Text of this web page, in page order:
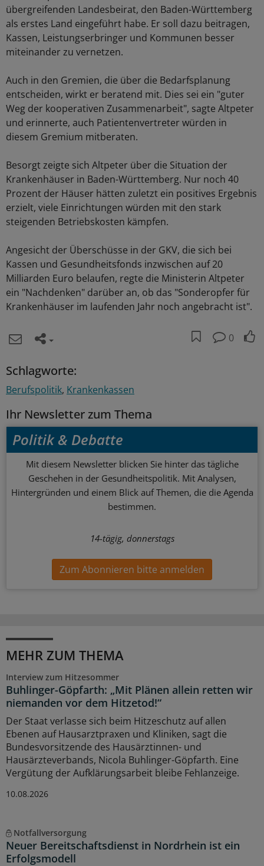
übergreifenden Landesbeirat, den Baden-Württemberg
als erstes Land eingeführt habe. Er soll dazu beitragen,
Kassen, Leistungserbringer und Kommunen besser
miteinander zu vernetzen.
Auch in den Gremien, die über die Bedarfsplanung
entscheiden, wirkt er beratend mit. Dies sei ein "guter
Weg der kooperativen Zusammenarbeit", sagte Altpeter
und erinnerte, auch Patientenvertreter würden in
diesem Gremium mitberaten.
Besorgt zeigte sich Altpeter über die Situation der
Krankenhäuser in Baden-Württemberg. Nur noch 40
Prozent der Häuser hätten zuletzt ein positives Ergebnis
erzielt, viele Einrichtungen würden mit den stark
steigenden Betriebskosten kämpfen.
Angesicht der Überschüsse in der GKV, die sich bei
Kassen und Gesundheitsfonds inzwischen auf 20
Milliarden Euro belaufen, regte die Ministerin Altpeter
ein "Nachdenken" darüber an, ob das "Sonderopfer für
Krankenhäuser im laufenden Jahr noch angebracht ist".
0
Schlagworte:
Berufspolitik Krankenkassen
Ihr Newsletter zum Thema
Politik & Debatte
Mit diesem Newsletter blicken Sie hinter das tägliche
Geschehen in der Gesundheitspolitik. Mit Analysen,
Hintergründen und einem Blick auf Themen, die die Agenda
bestimmen.
14-tägig, donnerstags
Zum Abonnieren bitte anmelden
MEHR ZUM THEMA
Interview zum Hitzesommer
Buhlinger-Göpfarth: „Mit Plänen allein retten wir
niemanden vor dem Hitzetod!“
Der Staat verlasse sich beim Hitzeschutz auf allen
Ebenen auf Hausarztpraxen und Kliniken, sagt die
Bundesvorsitzende des Hausärztinnen- und
Hausärzteverbands, Nicola Buhlinger-Göpfarth. Eine
Vergütung der Aufklärungsarbeit bleibe Fehlanzeige.
10.08.2026
Notfallversorgung
Neuer Bereitschaftsdienst in Nordrhein ist ein
Erfolgsmodell